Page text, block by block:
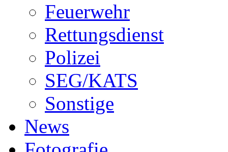
Feuerwehr
Rettungsdienst
Polizei
SEG/KATS
Sonstige
News